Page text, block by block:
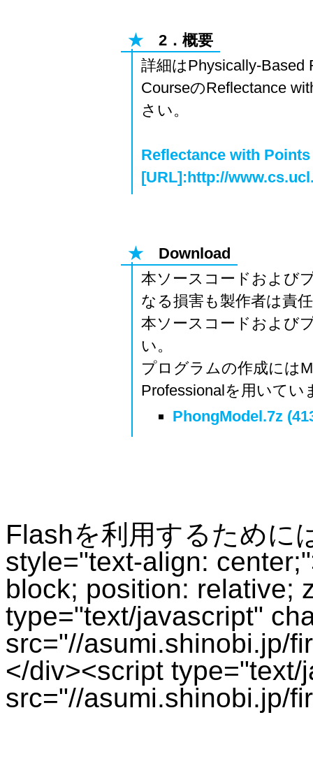
★ 2．概要
詳細はPhysically-Based
CourseのReflectance
さい。
Reflectance with
[URL]:http://
★ Download
本ソースコードおよび
なる損害も製作者は責
本ソースコードおよび
い。
プログラムの作成には
Professionalを用いてい
PhongModel.7z
Flashを利用するために
style="text-align:
block; position: relative;
type="text/javascript"
src="//asumi.shinobi.jp/
</div><script
src="//asumi.shinobi.jp/